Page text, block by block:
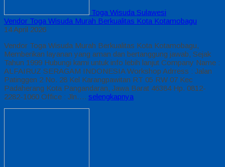
Toga Wisuda Sulawesi
Vendor Toga Wisuda Murah Berkualitas Kota Kotamobagu
14 April 2026
Vendor Toga Wisuda Murah Berkualitas Kota Kotamobagu,
Memberikan layanan yang aman dan bertanggung jawab, Sejak
Tahun 1999 Hubungi kami untuk info lebih lanjut Company Name :
ALFAIRUZ SERAGAM INDONESIA Workshop Adrress : Jalan
Patinggen 2 No. 28 Kel Karangpawitan RT 05 RW 07 Kec
Padaherang Kota Pangandaran, Jawa Barat 46384 Hp. 0812-
2282-1060 Office : Jln…. selengkapnya